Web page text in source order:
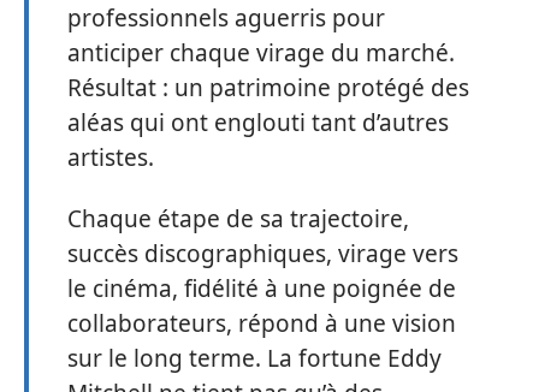
professionnels aguerris pour
anticiper chaque virage du marché.
Résultat : un patrimoine protégé des
aléas qui ont englouti tant d’autres
artistes.
Chaque étape de sa trajectoire,
succès discographiques, virage vers
le cinéma, fidélité à une poignée de
collaborateurs, répond à une vision
sur le long terme. La fortune Eddy